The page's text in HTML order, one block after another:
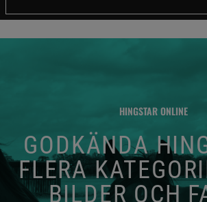
HINGSTAR ONLINE
GODKÄNDA
FLERA
BILDER OCH